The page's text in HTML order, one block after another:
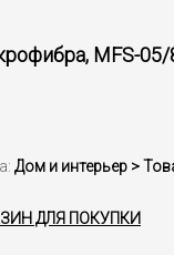
MFS-05/
Дом и интерьер >
ДЛЯ ПОКУПКИ